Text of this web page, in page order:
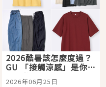
2026酷暑該怎麼度過？
GU 「接觸涼感」是你的
夏日救星
2026年06月25日